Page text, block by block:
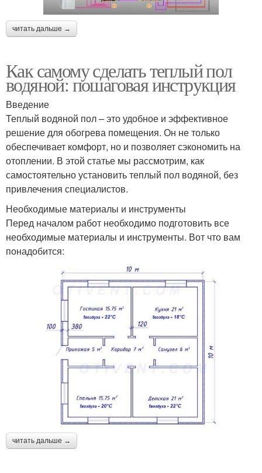
читать дальше →
Как самому сделать теплый пол
водяной: пошаговая инструкция
Введение
Теплый водяной пол – это удобное и эффективное
решение для обогрева помещения. Он не только
обеспечивает комфорт, но и позволяет сэкономить на
отоплении. В этой статье мы рассмотрим, как
самостоятельно установить теплый пол водяной, без
привлечения специалистов.
Необходимые материалы и инструменты
Перед началом работ необходимо подготовить все
необходимые материалы и инструменты. Вот что вам
понадобится:
читать дальше →